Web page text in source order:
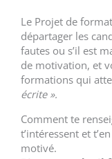
Le Projet de
départager les
fautes ou s’il est
de motivation, et
formations qui
écrite ».
Comment te
t’intéressent et
motivé.